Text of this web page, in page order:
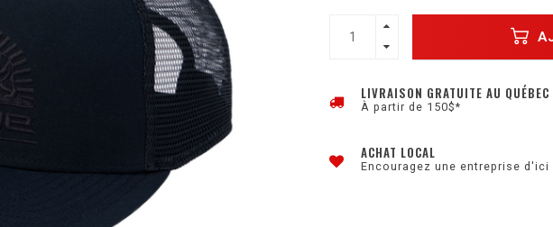
LIVRAISON GRATUITE AU QUÉBEC
À partir de 150$*
ACHAT LOCAL
Encouragez une entreprise d'ici